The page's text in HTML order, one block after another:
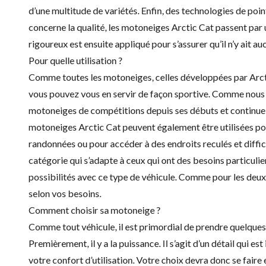
d’une multitude de variétés. Enfin, des technologies de
concerne la qualité, les motoneiges Arctic Cat passent
rigoureux est ensuite appliqué pour s’assurer qu’il n’y ait
Pour quelle utilisation ?
Comme toutes les motoneiges, celles développées par
vous pouvez vous en servir de façon sportive. Comme
motoneiges de compétitions depuis ses débuts et
motoneiges Arctic Cat peuvent également être utilisées
randonnées ou pour accéder à des endroits reculés et
catégorie qui s’adapte à ceux qui ont des besoins
possibilités avec ce type de véhicule. Comme pour les
selon vos besoins.
Comment choisir sa motoneige ?
Comme tout véhicule, il est primordial de prendre
Premièrement, il y a la puissance. Il s’agit d’un détail qui
votre confort d’utilisation. Votre choix devra donc se